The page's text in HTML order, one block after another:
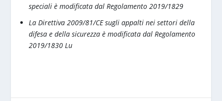
speciali è modificata dal Regolamento 2019/1829
La Direttiva 2009/81/CE sugli appalti nei settori della
difesa e della sicurezza è modificata dal Regolamento
2019/1830 Lu